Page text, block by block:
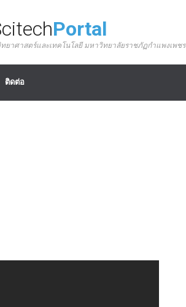
Portal
าศาสตร์และเทคโนโลยี มหาวิทยาลัยราชภัฏกำแพงเพชร
ติดต่อ